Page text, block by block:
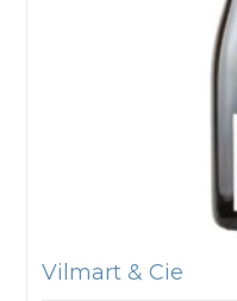
Vilmart & Cie